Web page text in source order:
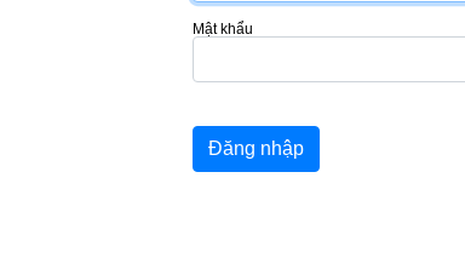
Mật khẩu
Đăng nhập